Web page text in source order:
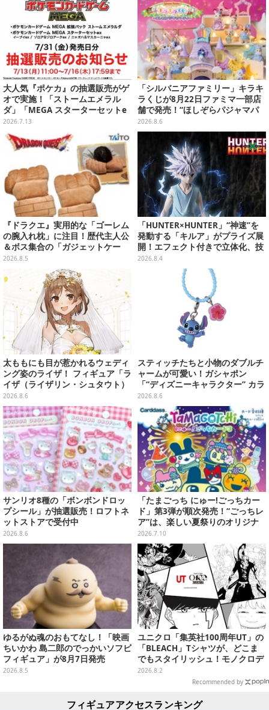
大人気『ポケカ』の抽選販売がゲ
オで実施！「ストームエメラル
ダ」「MEGA スターターセットe
x」各種の全4商品
2026.7.13
「シルバニアファミリー」キラキ
ラくじが8月22日ファミマ一部店
舗で発売！“ほしぞらパジャマパ
ーティ”をテーマに、お人形や建
物がラインナップ
2026.8.6
『ドラクエ』実用的な「ゴーレム
の腕入れ枕」に注目！歴代主人公
＆ボス集合の「ガジェットケー
ス」ほか9プライズが8月順次展開
2026.8.5
「HUNTER×HUNTER」“神速”を
発動する「キルア」がプライズ展
開！エフェクト付きで立体化、技
名アクリルパネル付き
2026.8.4
太ももにも目が惹かれるウェディ
ング姿のライザ！ フィギュア「ラ
イザ（ライザリン・シュタウト）
ウェディングStyle」が8月7日よ
り予約受付開始
2026.8.6
スティッチたちと小物のダブルチ
ャームが可愛い！ガシャポン
「“ディズニーキャラクター” カラ
フルマルチチャーム」が発売
2026.8.6
サンリオ8種の「ボンボンドロッ
プシール」が抽選販売！ロフトネ
ットストアで受付中
2026.8.6
「たまごっち にゅー!ごっちカー
ド」第3弾が順次発売！“ごっちレ
ア”は、楽しい夏祭りのオリジナ
ルアートに
2026.7.10
ゆるがぬ魂のおもてなし！「映画
ちいかわ 島二郎のでっかいソフビ
フィギュア」が8月7日発売
2026.8.5
ユニクロ「集英社100周年UT」の
「BLEACH」Tシャツが、どこま
でもスタイリッシュ！モノクロデ
ザインもクール
2026.8.2
Recommended by
フィギュアアクセスランキング